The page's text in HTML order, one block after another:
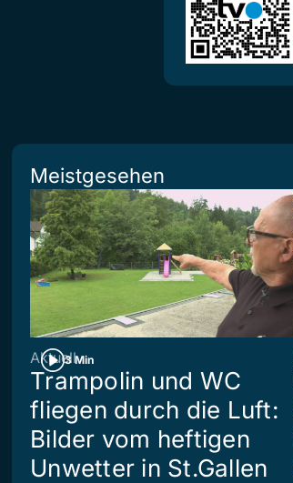
Meistgesehen
3 Min
Aktuell
Trampolin und WC
fliegen durch die Luft:
Bilder vom heftigen
Unwetter in St.Gallen